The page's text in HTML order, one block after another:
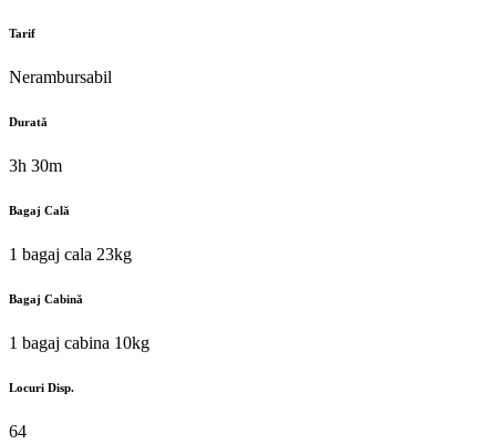
Tarif
Nerambursabil
Durată
3h 30m
Bagaj Cală
1 bagaj cala 23kg
Bagaj Cabină
1 bagaj cabina 10kg
Locuri Disp.
64